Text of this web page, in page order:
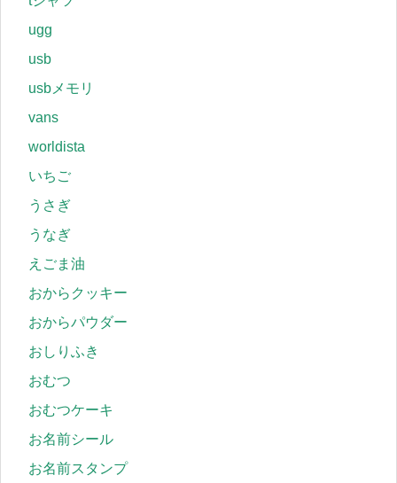
ugg
usb
usbメモリ
vans
worldista
いちご
うさぎ
うなぎ
えごま油
おからクッキー
おからパウダー
おしりふき
おむつ
おむつケーキ
お名前シール
お名前スタンプ